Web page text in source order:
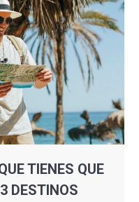
TIENES QUE
DESTINOS